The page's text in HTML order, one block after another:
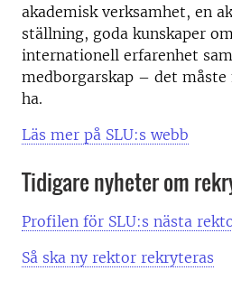
akademisk verksamhet, en
ställning, goda kunskaper
internationell erfarenhet
medborgarskap – det
ha.
Läs mer på SLU:s webb
Tidigare nyheter om
Profilen för SLU:s nästa
Så ska ny rektor rekryteras